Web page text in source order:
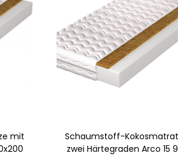
mit
Schaumstoff-
zwei Härtegraden Arco 15